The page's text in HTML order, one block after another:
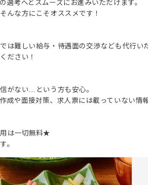
選考へとスムーズにお進みいただけます。
んな方にこそオススメです！
は難しい給与・待遇面の交渉なども代行い
ださい！
がない…という方も安心。
成や面接対策、求人票には載っていない情
は一切無料★
。